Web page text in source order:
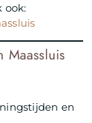
ook:
Maassluis
en